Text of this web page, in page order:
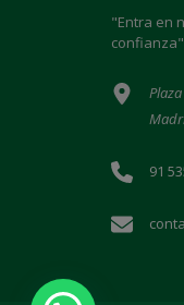
"Entra en
confianza"
91